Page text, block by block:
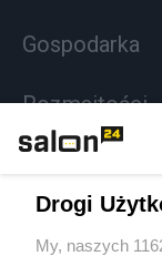
Gospodarka
Rozmaitości
Sport
Drogi
My, naszych